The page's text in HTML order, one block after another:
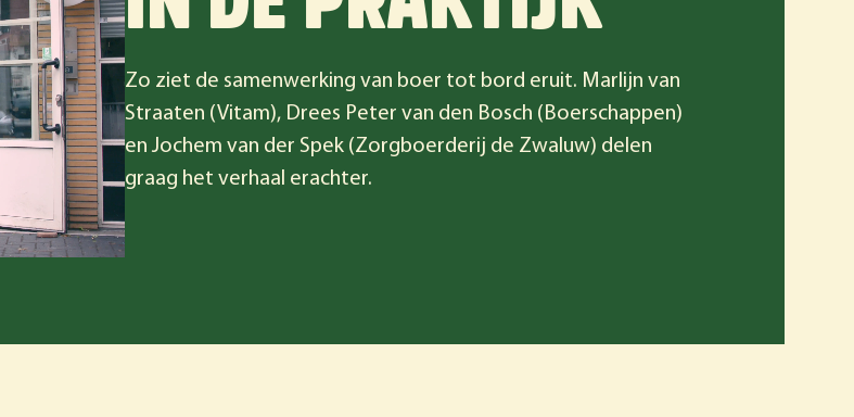
Zo ziet de samenwerking van boer tot bord eruit. Marlijn van
Straaten (Vitam), Drees Peter van den Bosch (Boerschappen)
en Jochem van der Spek (Zorgboerderij de Zwaluw) delen
graag het verhaal erachter.